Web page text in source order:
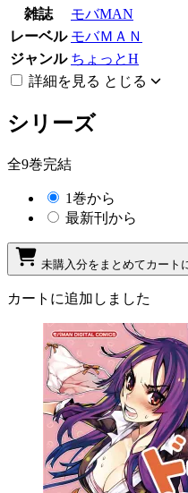
雑誌
モバMAN
レーベル モバＭＡＮ
ジャンル ちょっとH
詳細を見る とじる
シリーズ
全9巻完結
1巻から
最新刊から
未購入分をまとめてカート
カートに追加しました